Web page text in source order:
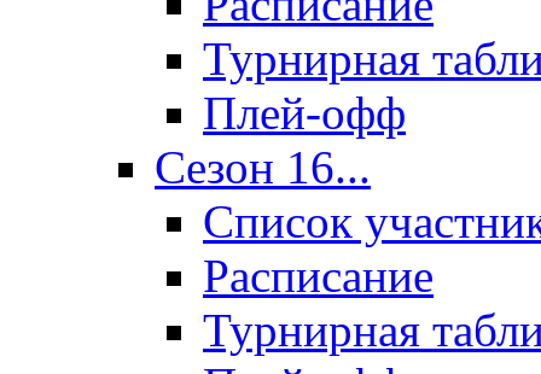
Турнирная
Плей-офф
Сезон 16...
Список
Расписание
Турнирная